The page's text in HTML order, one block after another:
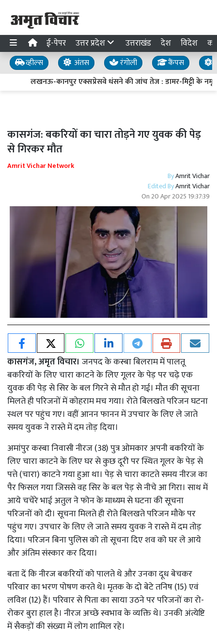
ई-पेपर उत्तर प्रदेश उत्तराखंड देश विदेश
व्हील्स अंतस रंगोली कैंपस
लखनऊ-कानपुर एक्सप्रेसवे धंसने की जांच तेज : डामर-मिट्टी के नमूने
कासगंज: बकरियों का चारा तोड़ने गए युवक की पेड़
से गिरकर मौत
Amrit Vichar Network
ByAmrit Vichar
Edited ByAmrit Vichar
On 20 Apr 2025 19:37:39
कासगंज, अमृत विचार। जनपद के कस्बा बिलराम में पालतू
बकरियों के लिए चारा काटने के लिए गूलर के पेड़ पर चढ़े एक
युवक की पेड़ से सिर के बल गिरने से मौत हो गई। मौत की सूचना
मिलते ही परिजनों में कोहराम मच गया। रोते बिलखते परिजन घटना
स्थल पर पहुंच गए। वहीं आनन फानन में उपचार के लिए ले जाते
समय युवक ने रास्ते में दम तोड़ दिया।
अमांपुर कस्बा निवासी नीरज (38) पुत्र ओमकार अपनी बकरियों के
लिए चारा काटने के लिए घर से कुछ दूरी पर स्थित गूलर के पेड़ से
पत्ते (चारा) काटने गया हुआ था। पेड़ से चारा काटते समय नीरज का
पैर फिसल गया जिससे वह सिर के बल पेड़ से नीचे आ गिरा। साथ में
आये चचेरे भाई अतुल ने फोन के माध्यम से घटना की सूचना
परिजनों को दी। सूचना मिलते ही रोते बिलखते परिजन मौके पर
पहुंच गए। उपचार के लिए ले जाते समय युवक ने रास्ते में दम तोड़
दिया। परिजन बिना पुलिस को तो सूचना दिए शव को घर ले आये
और अंतिम संस्कार कर दिया।
बता दें कि नीरज बकरियों को पालते थे और उनका दूध बेचकर
परिवार का भरण पोषण करते थे। मृतक के दो बेटे तनिष (15) एवं
लविश (12) हैं। परिवार से पिता का साया उठने पर परिजनों का रो-
रोकर बुरा हाल है। नीरज अच्छे स्वभाव के व्यक्ति थे। उनकी अंत्येष्टि
में सैकड़ों की संख्या में लोग शामिल रहे।